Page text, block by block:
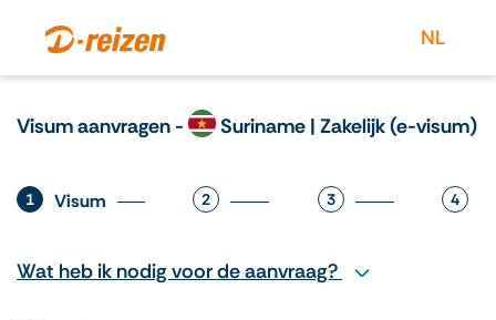
NL
Visum aanvragen - Suriname | Zakelijk (e-visum)
1 Visum 2 3 4
Wat heb ik nodig voor de aanvraag?